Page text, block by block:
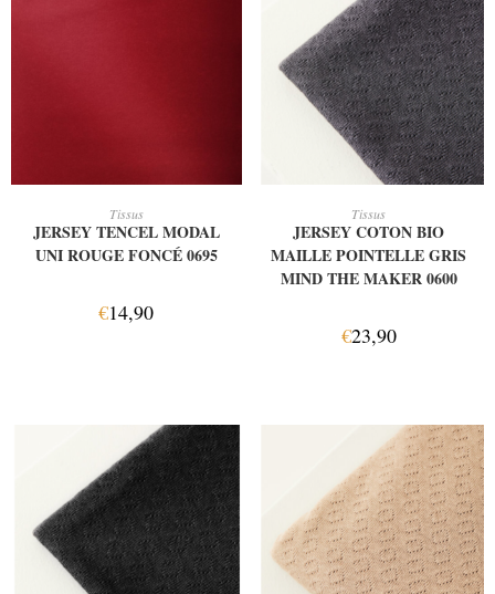
Tissus
JERSEY TENCEL MODAL
UNI ROUGE FONCÉ 0695
€14,90
Tissus
JERSEY COTON BIO
MAILLE POINTELLE GRIS
MIND THE MAKER 0600
€23,90